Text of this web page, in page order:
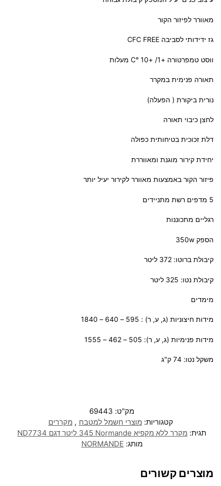
מאוורר לפיזור הקור
גז ידידותי לסביבה CFC FREE
ווסט טמפרטורה +1/ +10 °C מעלות
תאורה פנימית במקרר
נורית ביקורת ( הפעלה)
לחצן כיבוי תאורה
דלת זכוכית בטיחותית כפולה
יחידת קירור מוגנת ומאווררת
פיזור הקור באמצעות מאוורר לקירור יעיל יותר
5 מדפים רשת מתניידים
רגליים מתכוננות
הספק 350w
קיבולת ברוטו: 372 ליטר
קיבולת נטו: 325 ליטר
מימדים
מידות חיצוניות (ג, ע, ר) : 595 – 640 – 1840
מידות פנימיות (ג, ע, ר): 505 – 462 – 1555
משקל נטו: 74 ק"ג
מק"ט: 69443
קטגוריות: מוצרי חשמל למטבח , מקררים
תגית: מקרר ‏ללא מקפיא Normande ‏345 ‏ליטר דגם ND7734
מותג: NORMANDE
מוצרים קשורים